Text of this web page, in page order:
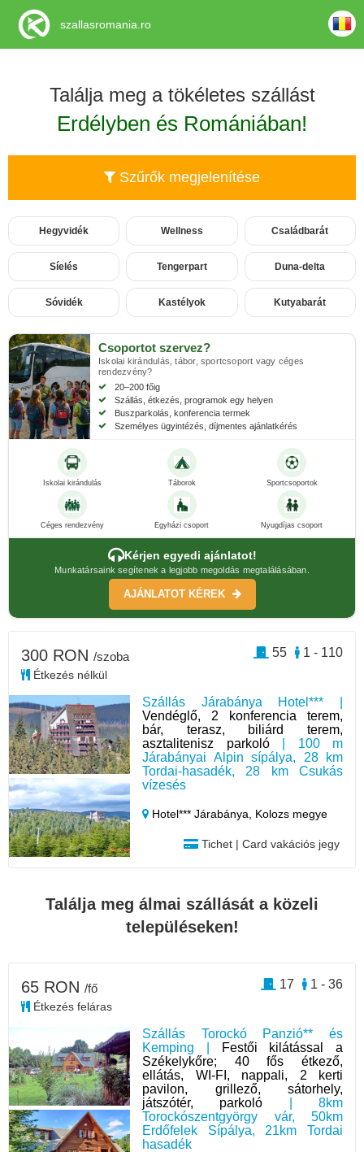
Találja meg a tökéletes szállást
Erdélyben és Romániában!
Szűrők megjelenítése
Hegyvidék Wellness Családbarát
Síelés Tengerpart Duna-delta
Sóvidék Kastélyok Kutyabarát
Csoportot szervez?
Iskolai kirándulás, tábor, sportcsoport vagy céges
rendezvény?
20–200 főig
Szállás, étkezés, programok egy helyen
Buszparkolás, konferencia termek
Személyes ügyintézés, díjmentes ajánlatkérés
Iskolai kirándulás Táborok Sportcsoportok
Céges rendezvény Egyházi csoport Nyugdíjas csoport
Kérjen egyedi ajánlatot!
Munkatársaink segítenek a legjobb megoldás megtalálásában.
AJÁNLATOT KÉREK
Szállás Járabánya Hotel*** |
Vendéglő, 2 konferencia terem,
bár, terasz, biliárd terem,
asztalitenisz parkoló| 100 m
Járabányai Alpin sípálya, 28 km
Tordai-hasadék, 28 km Csukás
vízesés
Hotel*** Járabánya, Kolozs megye
Tichet | Card vakációs jegy
300 RON /szoba
Étkezés nélkül
1 - 110
55
Találja meg álmai szállását a közeli
településeken!
Szállás Torockó Panzió** és
Kemping |
Festői kilátással a
Székelykőre; 40 fős étkező,
ellátás, WI-FI, nappali, 2 kerti
pavilon, grillező, sátorhely,
játszótér, parkoló | 8km
Torockószentgyörgy vár, 50km
Erdőfelek Sípálya, 21km Tordai
hasadék
65 RON /fő
Étkezés feláras
1 - 36
17
szallasromania.ro